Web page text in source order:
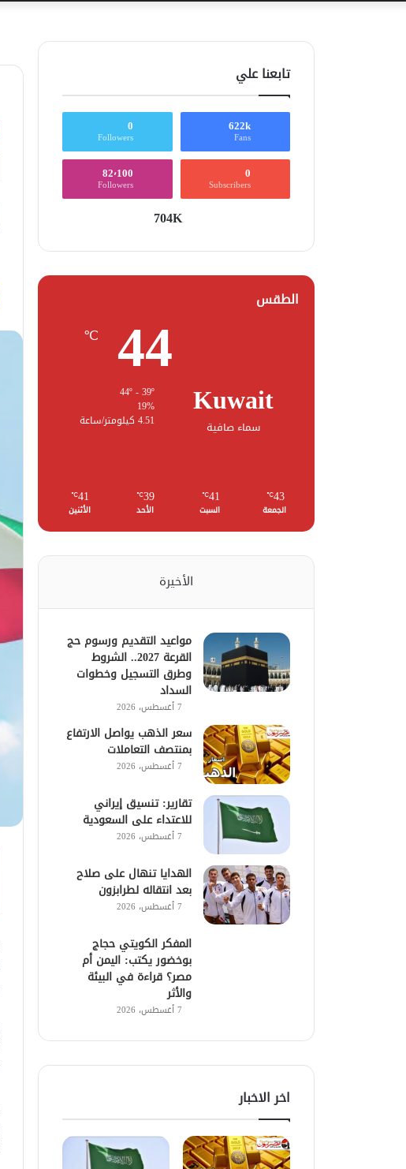
تابعنا علي
622k
Fans
0
Followers
0
Subscribers
82٬100
Followers
704K
الطقس
Kuwait
سماء صافية
44
℃
44º - 39º
19%
4.51 كيلومتر/ساعة
43
℃
الجمعة
41
℃
السبت
39
℃
الأحد
41
℃
الأثنين
الأخيرة
مواعيد التقديم ورسوم حج
القرعة 2027.. الشروط
وطرق التسجيل وخطوات
السداد
7 أغسطس، 2026
سعر الذهب يواصل الارتفاع
بمنتصف التعاملات
7 أغسطس، 2026
تقارير: تنسيق إيراني
للاعتداء على السعودية
7 أغسطس، 2026
الهدايا تنهال على صلاح
بعد انتقاله لطرابزون
7 أغسطس، 2026
المفكر الكويتي حجاج
بوخضور يكتب: اليمن أم
مصر؟ قراءة في البيئة
والأثر
7 أغسطس، 2026
اخر الاخبار